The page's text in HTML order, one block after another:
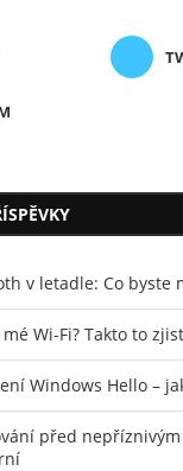
v letadle: Co byste
Wi-Fi? Takto to
Windows Hello –
před nepříznivým